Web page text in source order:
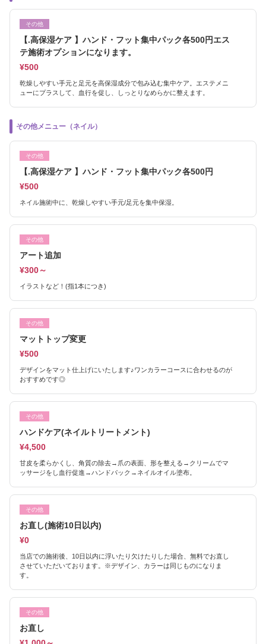
その他
【.高保湿ケア 】ハンド・フット集中パック各500円エス
テ施術オプションになります。
¥500
乾燥しやすい手元と足元を高保湿成分で包み込む集中ケア。エステメニ
ューにプラスして、血行を促し、しっとりなめらかに整えます。
その他メニュー（ネイル）
その他
【.高保湿ケア 】ハンド・フット集中パック各500円
¥500
ネイル施術中に、乾燥しやすい手元/足元を集中保湿。
その他
アート追加
¥300～
イラストなど！(指1本につき)
その他
マットトップ変更
¥500
デザインをマット仕上げにいたします♪ワンカラーコースに合わせるのが
おすすめです◎
その他
ハンドケア(ネイルトリートメント)
¥4,500
甘皮を柔らかくし、角質の除去→爪の表面、形を整える→クリームでマ
ッサージをし血行促進→ハンドパック→ネイルオイル塗布。
その他
お直し(施術10日以内)
¥0
当店での施術後、10日以内に浮いたり欠けたりした場合、無料でお直し
させていただいております。※デザイン、カラーは同じものになりま
す。
その他
お直し